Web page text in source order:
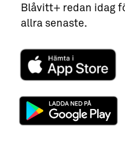
Blåvitt+ redan idag
allra senaste.